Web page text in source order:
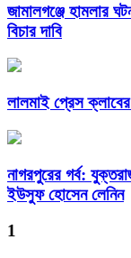
জামালগঞ্জে হামলার
বিচার দাবি
লালমাই প্রেস
নাগরপুরের গর্ব:
ইউসুফ হোসেন লেনিন
1